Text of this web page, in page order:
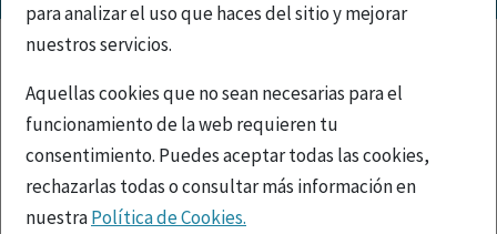
para analizar el uso que haces del sitio y mejorar
nuestros servicios.
Aquellas cookies que no sean necesarias para el
funcionamiento de la web requieren tu
consentimiento. Puedes aceptar todas las cookies,
rechazarlas todas o consultar más información en
nuestraPolítica de Cookies.